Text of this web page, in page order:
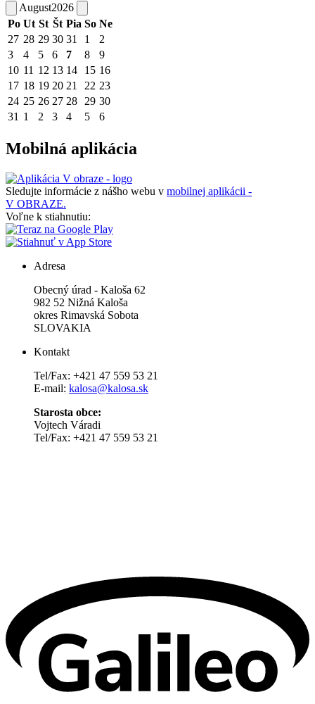
August2026
Po Ut St Št Pia So Ne
27 28 29 30 31 1
2
3
4 5 6 7 8
9
10 11 12 13 14 15 16
17 18 19 20 21 22 23
24 25 26 27 28 29 30
31 1 2 3 4 5 6
Mobilná aplikácia
Sledujte informácie z nášho webu v mobilnej aplikácii -
V OBRAZE.
Voľne k stiahnutiu:
Adresa
Obecný úrad - Kaloša 62
982 52 Nižná Kaloša
okres Rimavská Sobota
SLOVAKIA
Kontakt
Tel/Fax: +421 47 559 53 21
E-mail: kalosa@kalosa.sk
Starosta obce:
Vojtech Váradi
Tel/Fax: +421 47 559 53 21